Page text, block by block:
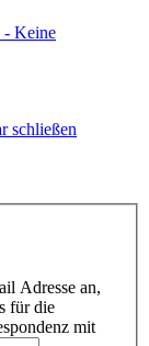
- Keine
Adresse an,
für die
mit